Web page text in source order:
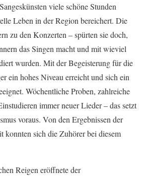
viele schöne Stunden
Leben in der Region bereichert. Die
zu den Konzerten – spürten sie doch,
das Singen macht und mit wieviel
wurden. Mit der Begeisterung für die
ein hohes Niveau erreicht und sich ein
Wöchentliche Proben, zahlreiche
immer neuer Lieder – das setzt
voraus. Von den Ergebnissen der
konnten sich die Zuhörer bei diesem
Reigen eröffnete der